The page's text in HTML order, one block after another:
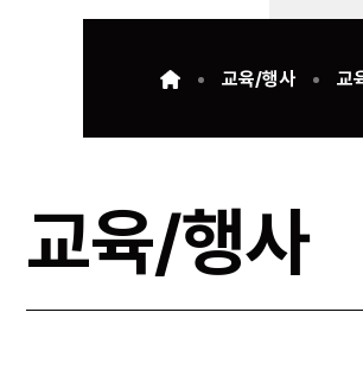
교육/행사 교
교육/행사